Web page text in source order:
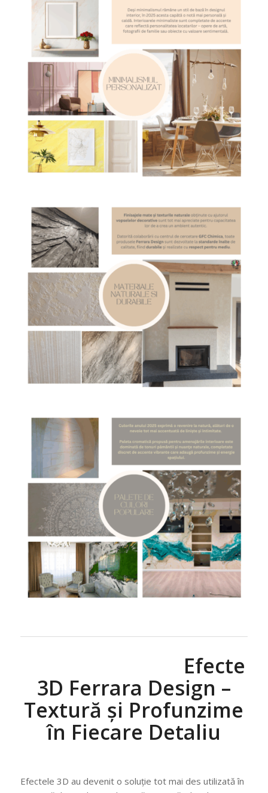
Efecte
3D Ferrara Design –
Textură și Profunzime
în Fiecare Detaliu
Efectele 3D au devenit o soluție tot mai des utilizată în